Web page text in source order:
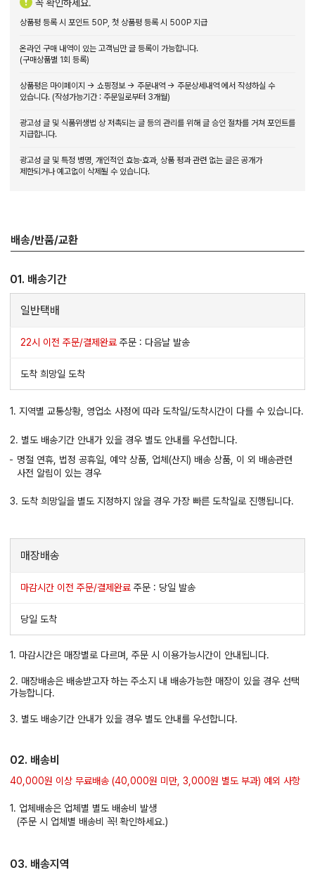
꼭 확인하세요.
상품평 등록 시 포인트 50P, 첫 상품평 등록 시 500P 지급
온라인 구매 내역이 있는 고객님만 글 등록이 가능합니다.
(구매상품별 1회 등록)
상품평은 마이페이지 → 쇼핑정보 → 주문내역 → 주문상세내역 에서 작성하실 수
있습니다. (작성가능기간 : 주문일로부터 3개월)
광고성 글 및 식품위생법 상 저촉되는 글 등의 관리를 위해 글 승인 절차를 거쳐 포인트를
지급합니다.
광고성 글 및 특정 병명, 개인적인 효능·효과, 상품 평과 관련 없는 글은 공개가
제한되거나 예고없이 삭제될 수 있습니다.
배송/반품/교환
01. 배송기간
일반택배
22시 이전 주문/결제완료 주문 : 다음날 발송
도착 희망일 도착
1. 지역별 교통상황, 영업소 사정에 따라 도착일/도착시간이 다를 수 있습니다.
2. 별도 배송기간 안내가 있을 경우 별도 안내를 우선합니다.
명절 연휴, 법정 공휴일, 예약 상품, 업체(산지) 배송 상품, 이 외 배송관련
사전 알림이 있는 경우
3. 도착 희망일을 별도 지정하지 않을 경우 가장 빠른 도착일로 진행됩니다.
매장배송
마감시간 이전 주문/결제완료 주문 : 당일 발송
당일 도착
1. 마감시간은 매장별로 다르며, 주문 시 이용가능시간이 안내됩니다.
2. 매장배송은 배송받고자 하는 주소지 내 배송가능한 매장이 있을 경우 선택
가능합니다.
3. 별도 배송기간 안내가 있을 경우 별도 안내를 우선합니다.
02. 배송비
40,000원 이상 무료배송 (40,000원 미만, 3,000원 별도 부과) 예외 사항
1. 업체배송은 업체별 별도 배송비 발생
(주문 시 업체별 배송비 꼭! 확인하세요.)
03. 배송지역